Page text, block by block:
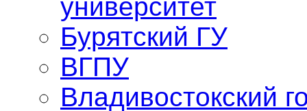
университет
Бурятский ГУ
ВГПУ
Владивостокский